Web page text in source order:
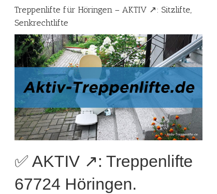
Treppenlifte für Höringen – AKTIV ↗️: Sitzlifte,
Senkrechtlifte
✅ AKTIV ↗️: Treppenlifte
67724 Höringen.